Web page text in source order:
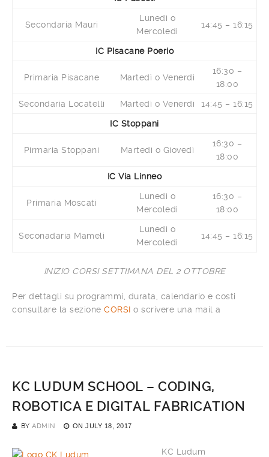
Secondaria Mauri
Lunedì o
Mercoledì
14:45 – 16:15
IC PIsacane Poerio
Primaria Pisacane Martedì o Venerdì
16:30 –
18:00
Secondaria Locatelli Martedì o Venerdì 14:45 – 16:15
IC Stoppani
Pirmaria Stoppani Martedì o Giovedì
16:30 –
18:00
IC Via Linneo
Primaria Moscati
Lunedì o
Mercoledì
16:30 –
18:00
Seconadaria Mameli
Lunedì o
Mercoledì
14:45 – 16:15
INIZIO CORSI SETTIMANA DEL 2 OTTOBRE
Per dettagli su programmi, durata, calendario e costi
consultare la sezione CORSI o scrivere una mail a
KC LUDUM SCHOOL – CODING,
ROBOTICA E DIGITAL FABRICATION
BY ADMIN ON JULY 18, 2017
KC Ludum